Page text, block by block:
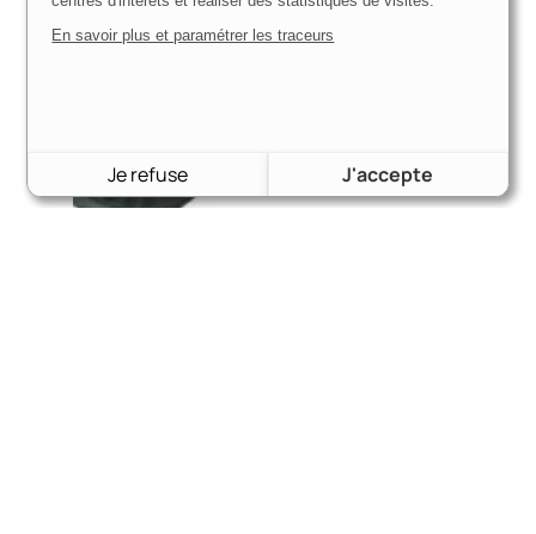
En savoir plus et paramétrer les traceurs
Je refuse J'accepte